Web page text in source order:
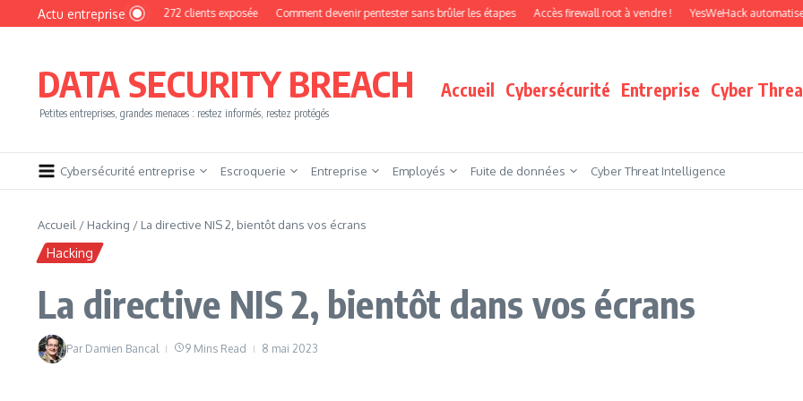
Aller au contenu
Actu entreprise
: une base de 16 272 clients exposée Comment devenir pentester sans brûler les étapes Accès firewall root à vendre ! YesWeHack automatise le
DATA SECURITY BREACH
Petites entreprises, grandes menaces : restez informés, restez protégés
Accueil Cybersécurité Entreprise Cyber
Cybersécurité entreprise Escroquerie Entreprise Employés Fuite de données Cyber Threat Intelligence
Accueil / Hacking / La directive NIS 2, bientôt dans vos écrans
Hacking
La directive NIS 2, bientôt dans vos écrans
Par Damien Bancal 9 Mins Read 8 mai 2023